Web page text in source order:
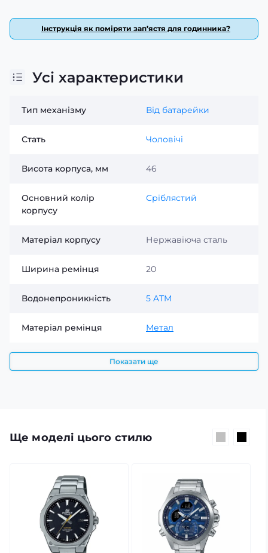
Інструкція як поміряти зап’ястя для годинника?
Усі характеристики
Тип механізму Від батарейки
Стать Чоловічі
Висота корпуса, мм 46
Основний колір
корпусу
Сріблястий
Матеріал корпусу Нержавіюча сталь
Ширина ремінця 20
Водонепроникність 5 ATM
Матеріал ремінця Метал
Показати ще
Ще моделі цього стилю